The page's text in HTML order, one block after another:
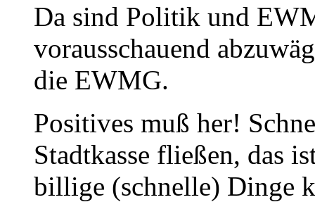
Da sind Politik und
vorausschauend
die EWMG.
Positives muß her!
Stadtkasse fließen, das
billige (schnelle) Dinge